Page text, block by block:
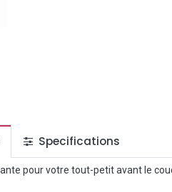
Specifications
pour votre tout-petit avant le